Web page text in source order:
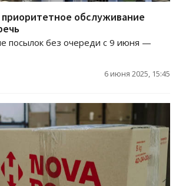
обслуживание
посылок без очереди с 9 июня —
6 июня 2025, 15:45